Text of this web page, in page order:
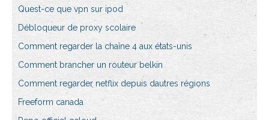
Quest-ce que vpn sur ipod
Débloqueur de proxy scolaire
Comment regarder la chaîne 4 aux états-unis
Comment brancher un routeur belkin
Comment regarder netflix depuis dautres régions
Freeform canada